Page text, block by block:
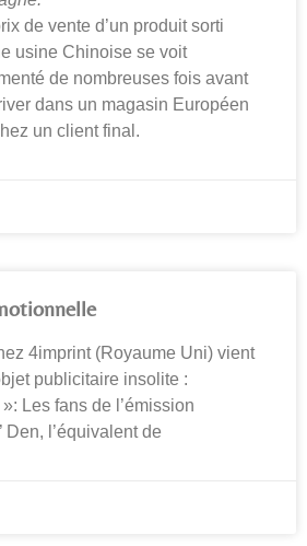
de vente d’un produit sorti
usine Chinoise se voit
de nombreuses fois avant
dans un magasin Européen
un client final.
4imprint (Royaume Uni) vient
publicitaire insolite :
Les fans de l’émission
Den, l’équivalent de